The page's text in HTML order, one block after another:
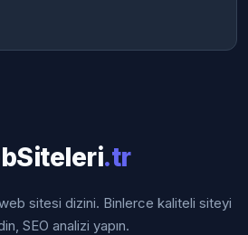
.tr
sitesi dizini. Binlerce kaliteli siteyi
SEO analizi yapın.